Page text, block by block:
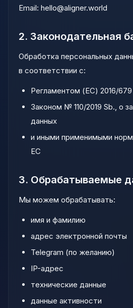
Email: hello@aligner.world
2. Законодательная
Обработка персональных
в соответствии с:
Регламентом (ЕС) 2016/679
Законом № 110/2019 Sb., о
данных
и иными применимыми
ЕС
3. Обрабатываемые
Мы можем обрабатывать:
имя и фамилию
адрес электронной почты
Telegram (по желанию)
IP-адрес
технические данные
данные активности